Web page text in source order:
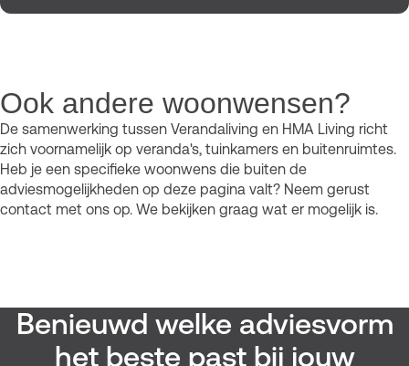
Ook andere woonwensen?
De samenwerking tussen Verandaliving en HMA Living richt
zich voornamelijk op veranda's, tuinkamers en buitenruimtes.
Heb je een specifieke woonwens die buiten de
adviesmogelijkheden op deze pagina valt? Neem gerust
contact met ons op. We bekijken graag wat er mogelijk is.
Benieuwd welke adviesvorm
het beste past bij jouw